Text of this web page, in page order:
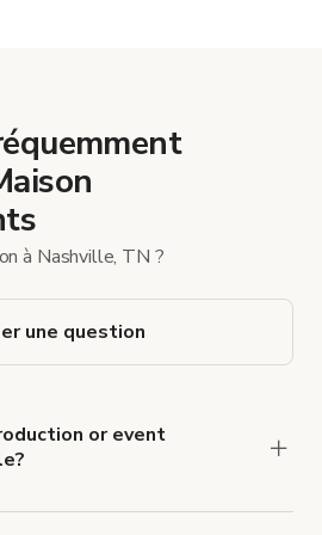
à Nashville, TN ?
une question
or event